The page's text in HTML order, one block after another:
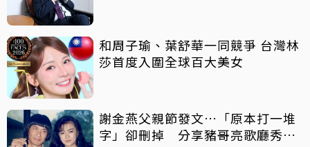
和周子瑜、葉舒華一同競爭 台灣林
莎首度入圍全球百大美女
謝金燕父親節發文…「原本打一堆
字」卻刪掉 分享豬哥亮歌廳秀歌